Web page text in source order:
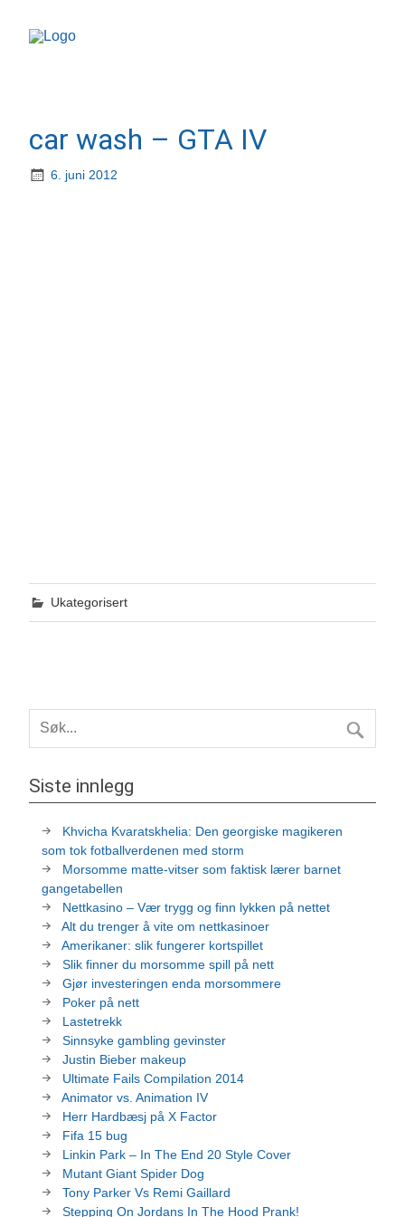
car wash – GTA IV
6. juni 2012
Ukategorisert
Siste innlegg
Khvicha Kvaratskhelia: Den georgiske magikeren
som tok fotballverdenen med storm
Morsomme matte-vitser som faktisk lærer barnet
gangetabellen
Nettkasino – Vær trygg og finn lykken på nettet
Alt du trenger å vite om nettkasinoer
Amerikaner: slik fungerer kortspillet
Slik finner du morsomme spill på nett
Gjør investeringen enda morsommere
Poker på nett
Lastetrekk
Sinnsyke gambling gevinster
Justin Bieber makeup
Ultimate Fails Compilation 2014
Animator vs. Animation IV
Herr Hardbæsj på X Factor
Fifa 15 bug
Linkin Park – In The End 20 Style Cover
Mutant Giant Spider Dog
Tony Parker Vs Remi Gaillard
Stepping On Jordans In The Hood Prank!